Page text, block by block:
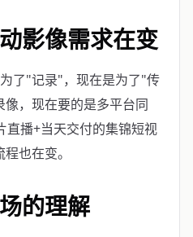
影像需求在变
了"记录"，现在是为了"传
，现在要的是多平台同
直播+当天交付的集锦短视
也在变。
的理解